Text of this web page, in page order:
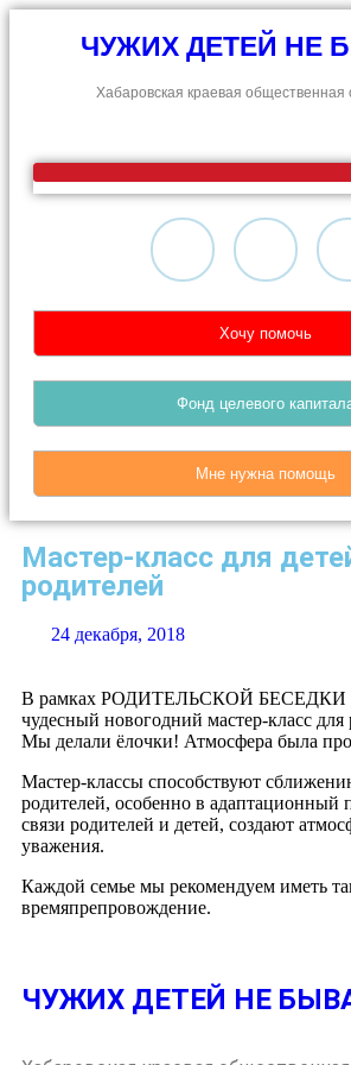
ЧУЖИХ ДЕТЕЙ НЕ
Хабаровская краевая общественная
Хочу помочь
Фонд целевого
Мне нужна помощь
Мастер-класс для
родителей
24 декабря, 2018
В рамках РОДИТЕЛЬСКОЙ БЕСЕДКИ
чудесный новогодний мастер-класс для
Мы делали ёлочки! Атмосфера была
Мастер-классы способствуют
родителей, особенно в адаптационный
связи родителей и детей, создают
уважения.
Каждой семье мы рекомендуем иметь
времяпрепровождение.
ЧУЖИХ ДЕТЕЙ НЕ